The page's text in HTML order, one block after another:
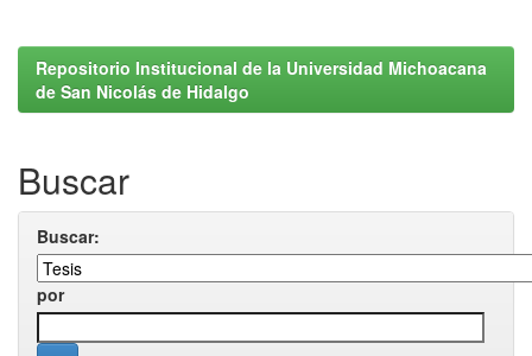
Repositorio Institucional de la Universidad Michoacana
de San Nicolás de Hidalgo
Buscar
Buscar:
por